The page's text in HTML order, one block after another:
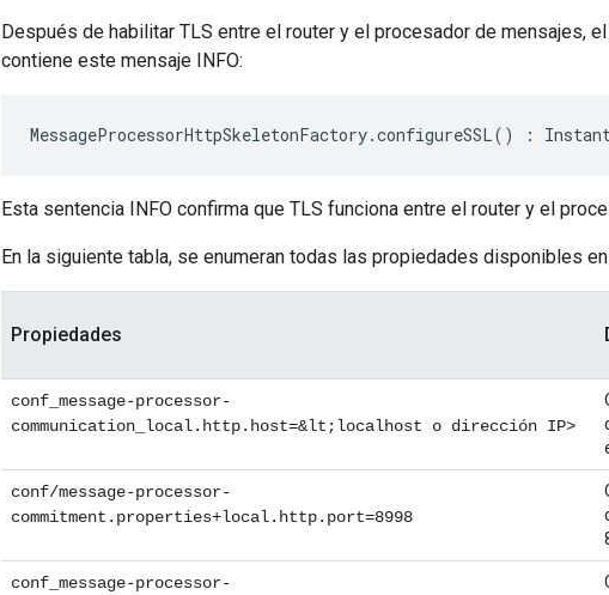
Después de habilitar TLS entre el router y el procesador de mensajes,
contiene este mensaje INFO:
MessageProcessorHttpSkeletonFactory.configureSSL() :
Esta sentencia INFO confirma que TLS funciona entre el router y el
En la siguiente tabla, se enumeran todas las propiedades disponibles
Propiedades
conf_message-processor-
communication_local.http.host=&lt;localhost o dirección IP>
conf/message-processor-
commitment.properties+local.http.port=8998
conf_message-processor-